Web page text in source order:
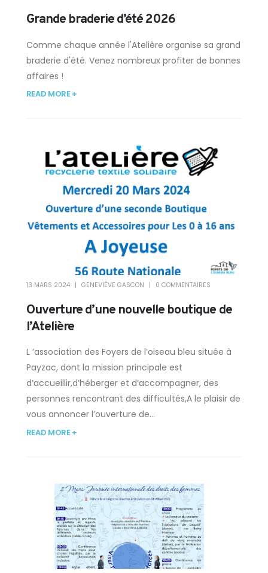
Grande braderie d’été 2026
Comme chaque année l'Atelière organise sa grand
braderie d'été. Venez nombreux profiter de bonnes
affaires !
READ MORE +
Ouverture d’une nouvelle boutique de
l’Atelière
13 MARS 2024 GENEVIÈVE GASCON 0 COMMENTAIRES
L ’association des Foyers de l’oiseau bleu située à
Payzac, dont la mission principale est
d’accueillir,d’héberger et d’accompagner, des
personnes rencontrant des difficultés,A le plaisir de
vous annoncer l’ouverture de...
READ MORE +